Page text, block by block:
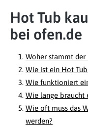
Hot Tub
bei ofen.de
Woher stammt der
Wie ist ein Hot
Wie funktioniert
Wie lange braucht
Wie oft muss das
werden?